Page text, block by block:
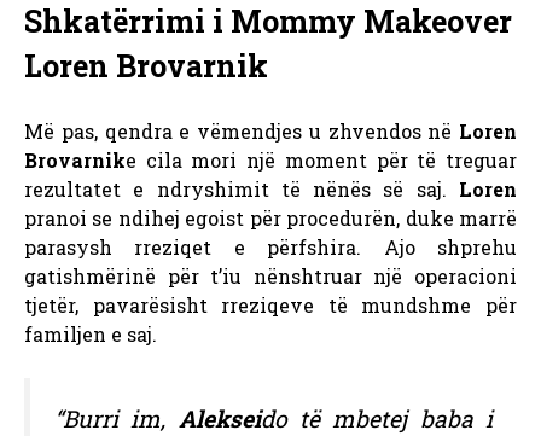
Shkatërrimi i Mommy Makeover
Loren Brovarnik
Më pas, qendra e vëmendjes u zhvendos në Loren
Brovarnike cila mori një moment për të treguar
rezultatet e ndryshimit të nënës së saj. Loren
pranoi se ndihej egoist për procedurën, duke marrë
parasysh rreziqet e përfshira. Ajo shprehu
gatishmërinë për t’iu nënshtruar një operacioni
tjetër, pavarësisht rreziqeve të mundshme për
familjen e saj.
“Burri im, Alekseido të mbetej baba i